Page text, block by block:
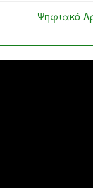
Ψηφιακό